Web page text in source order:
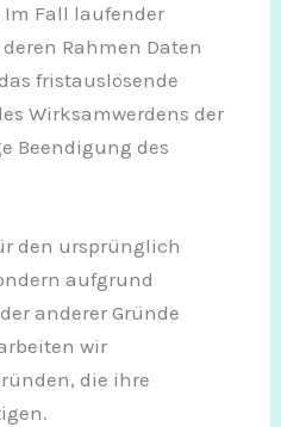
Fall laufender
Rahmen Daten
fristauslösende
Wirksamwerdens der
Beendigung des
den ursprünglich
aufgrund
anderer Gründe
wir
die ihre